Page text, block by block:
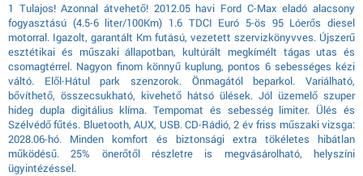
1 Tulajos! Azonnal átvehető! 2012.05 havi Ford C-Max eladó alacsony
fogyasztású (4.5-6 liter/100Km) 1.6 TDCI Euró 5-ös 95 Lóerős diesel
motorral. Igazolt, garantált Km futású, vezetett szervizkönyvves. Újszerű
esztétikai és műszaki állapotban, kultúrált megkímélt tágas utas és
csomagtérrel. Nagyon finom könnyű kuplung, pontos 6 sebességes kézi
váltó. Elől-Hátul park szenzorok. Önmagától beparkol. Variálható,
bővíthető, összecsukható, kivehető hátsó ülések. Jól üzemelő szuper
hideg dupla digitálius klíma. Tempomat és sebesség limiter. Ülés és
Szélvédő fűtés. Bluetooth, AUX, USB. CD-Rádió, 2 év friss műszaki vizsga:
2028.06-hó. Minden komfort és biztonsági extra tökéletes hibátlan
működésű. 25% önerőtől részletre is megvásárolható, helyszíni
ügyintézéssel.